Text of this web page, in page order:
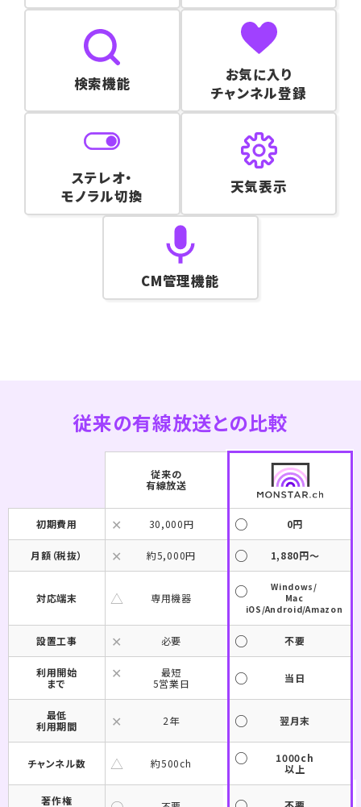
検索機能
お気に入り
チャンネル登録
ステレオ・
モノラル切換
天気表示
CM管理機能
従来の有線放送との比較
従来の
有線放送
初期費用 30,000円 0円
月額（税抜） 約5,000円 1,880円～
対応端末 専用機器
Windows/
Mac
iOS/Android/Amazon
設置工事 必要 不要
利用開始
まで
最短
5営業日
当日
最低
利用期間
2年 翌月末
チャンネル数 約500ch
1000ch
以上
著作権